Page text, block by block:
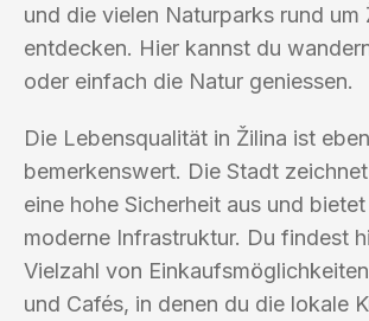
und die vielen Naturparks rund um
entdecken. Hier kannst du
oder einfach die Natur geniessen.
Die Lebensqualität in Žilina ist
bemerkenswert. Die Stadt
eine hohe Sicherheit aus und
moderne Infrastruktur. Du findest
Vielzahl von
und Cafés, in denen du die lokale